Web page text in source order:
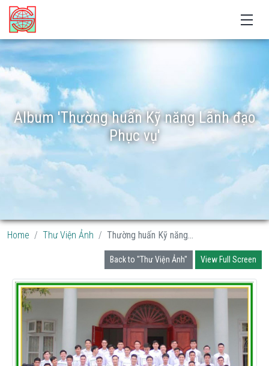
Album 'Thường huấn Kỹ năng Lãnh đạo
Phục vụ'
Home Thư Viện Ảnh Thường huấn Kỹ năng...
Back to "Thư Viện Ảnh" View Full Screen